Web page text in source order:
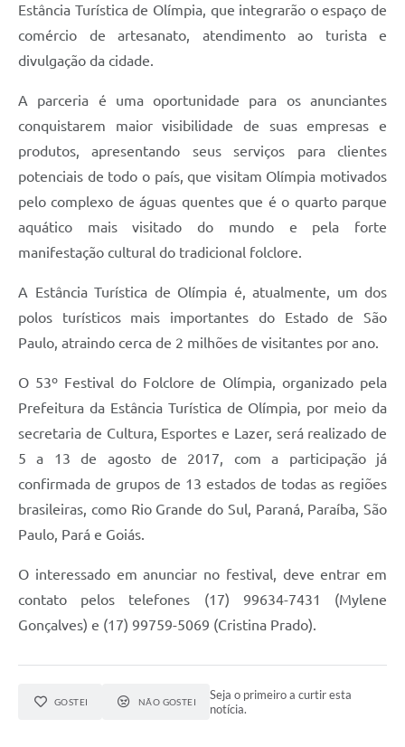
Estância Turística de Olímpia, que integrarão o espaço de
comércio de artesanato, atendimento ao turista e
divulgação da cidade.
A parceria é uma oportunidade para os anunciantes
conquistarem maior visibilidade de suas empresas e
produtos, apresentando seus serviços para clientes
potenciais de todo o país, que visitam Olímpia motivados
pelo complexo de águas quentes que é o quarto parque
aquático mais visitado do mundo e pela forte
manifestação cultural do tradicional folclore.
A Estância Turística de Olímpia é, atualmente, um dos
polos turísticos mais importantes do Estado de São
Paulo, atraindo cerca de 2 milhões de visitantes por ano.
O 53º Festival do Folclore de Olímpia, organizado pela
Prefeitura da Estância Turística de Olímpia, por meio da
secretaria de Cultura, Esportes e Lazer, será realizado de
5 a 13 de agosto de 2017, com a participação já
confirmada de grupos de 13 estados de todas as regiões
brasileiras, como Rio Grande do Sul, Paraná, Paraíba, São
Paulo, Pará e Goiás.
O interessado em anunciar no festival, deve entrar em
contato pelos telefones (17) 99634-7431 (Mylene
Gonçalves) e (17) 99759-5069 (Cristina Prado).
GOSTEI NÃO GOSTEI
Seja o primeiro a curtir esta
notícia.